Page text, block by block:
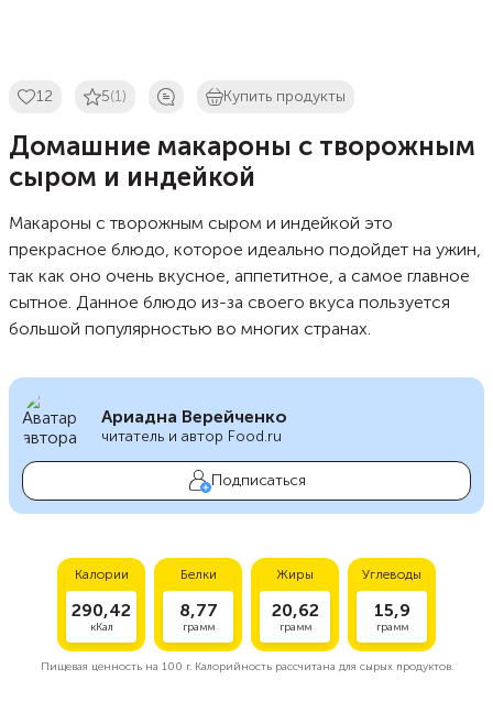
12 5(1) Купить продукты
Домашние макароны с творожным
сыром и индейкой
Макароны с творожным сыром и индейкой это
прекрасное блюдо, которое идеально подойдет на ужин,
так как оно очень вкусное, аппетитное, а самое главное
сытное. Данное блюдо из-за своего вкуса пользуется
большой популярностью во многих странах.
Ариадна Верейченко
читатель и автор Food.ru
Подписаться
Калории
290,42
кКал
Белки
8,77
грамм
Жиры
20,62
грамм
Углеводы
15,9
грамм
Пищевая ценность на 100 г.Калорийность рассчитана для сырых продуктов.